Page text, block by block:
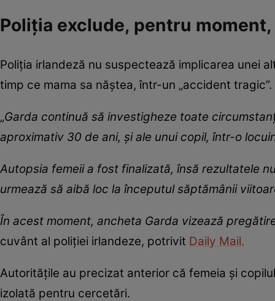
Poliția exclude, pentru
Poliția irlandeză nu suspectează implicarea unei
timp ce mama sa năștea, într-un „accident tragic”.
„Garda continuă să investigheze toate
aproximativ 30 de ani, și ale unui copil, într-o
Autopsia femeii a fost finalizată, însă rezultatele
urmează să aibă loc la începutul săptămânii
În acest moment, ancheta Garda vizează
cuvânt al poliției irlandeze, potrivit Daily Mail.
Autoritățile au precizat anterior că femeia și
izolată pentru cercetări.